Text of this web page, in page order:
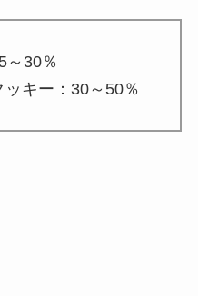
～30％
キー：30～50％